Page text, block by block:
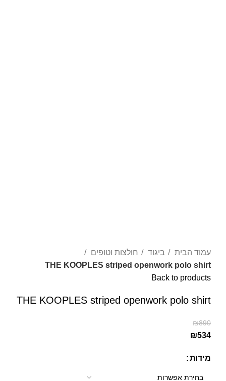
עמוד הבית ביגוד
חולצות וטופים
THE KOOPLES striped openwork polo shirt
Back to products
THE KOOPLES striped openwork polo shirt
₪890
₪534
מידות